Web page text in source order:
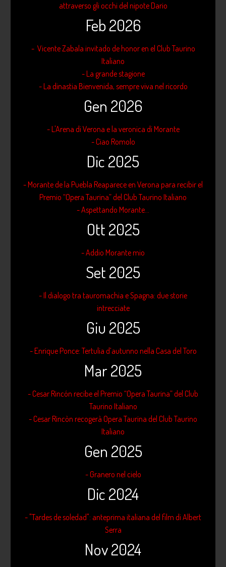
attraverso gli occhi del nipote Dario
Feb 2026
- Vicente Zabala invitado de honor en el Club Taurino
Italiano
- La grande stagione
- La dinastia Bienvenida, sempre viva nel ricordo
Gen 2026
- L'Arena di Verona e la veronica di Morante
- Ciao Romolo
Dic 2025
- Morante de la Puebla Reaparece en Verona para recibir el
Premio “Opera Taurina” del Club Taurino Italiano
- Aspettando Morante...
Ott 2025
- Addio Morante mio
Set 2025
- Il dialogo tra tauromachia e Spagna: due storie
intrecciate
Giu 2025
- Enrique Ponce: Tertulia d’autunno nella Casa del Toro
Mar 2025
- Cesar Rincón recibe el Premio “Opera Taurina” del Club
Taurino Italiano
- Cesar Rincòn recogerà Opera Taurina del Club Taurino
Italiano
Gen 2025
- Granero nel cielo
Dic 2024
- "Tardes de soledad": anteprima italiana del film di Albert
Serra
Nov 2024